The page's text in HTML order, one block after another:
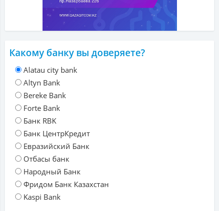
Какому банку вы доверяете?
Alatau city bank
Altyn Bank
Bereke Bank
Forte Bank
Банк RBK
Банк ЦентрКредит
Евразийский Банк
Отбасы банк
Народный Банк
Фридом Банк Казахстан
Kaspi Bank